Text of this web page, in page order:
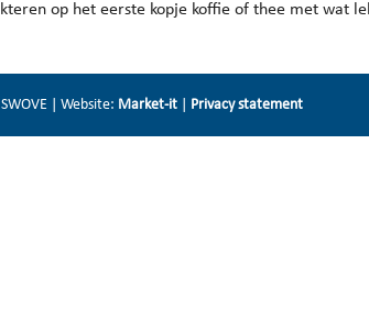
op het eerste kopje koffie of thee met wat
| Website: Market-it Privacy statement